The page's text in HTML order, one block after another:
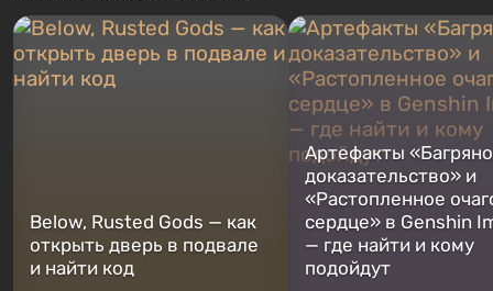
Below, Rusted Gods — как
открыть дверь в подвале
и найти код
Артефакты
доказательство» и
«Растопленное
сердце» в Genshin
— где найти и кому
подойдут